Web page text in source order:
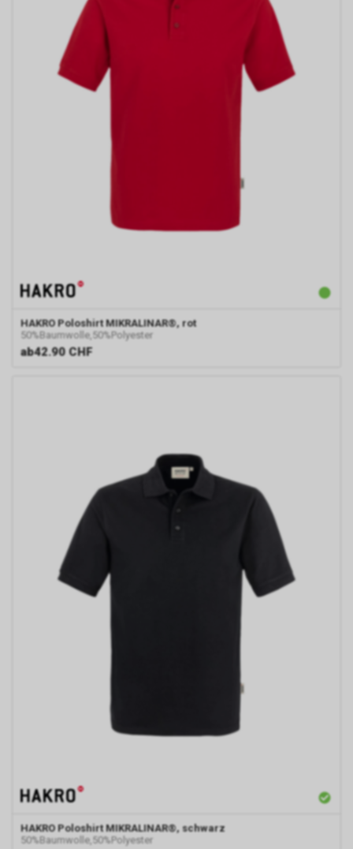
HAKRO Poloshirt MIKRALINAR®, rot
50%Baumwolle,50%Polyester
ab42.90 CHF
HAKRO Poloshirt MIKRALINAR®, schwarz
50%Baumwolle,50%Polyester